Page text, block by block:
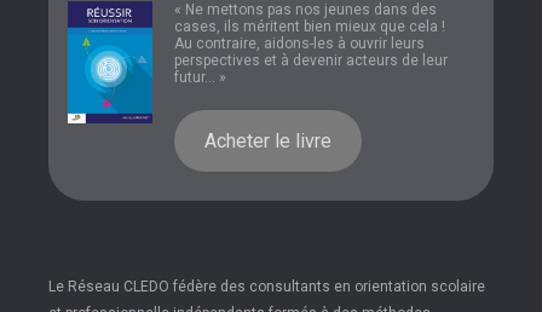
« Ne mettons pas nos jeunes dans des
cases, ils méritent bien mieux que cela !
Au contraire, aidons-les à ouvrir leurs
perspectives et à devenir acteurs de leur
futur... »
Acheter le livre
Le Réseau CLEDO fédère des consultants en orientation scolaire